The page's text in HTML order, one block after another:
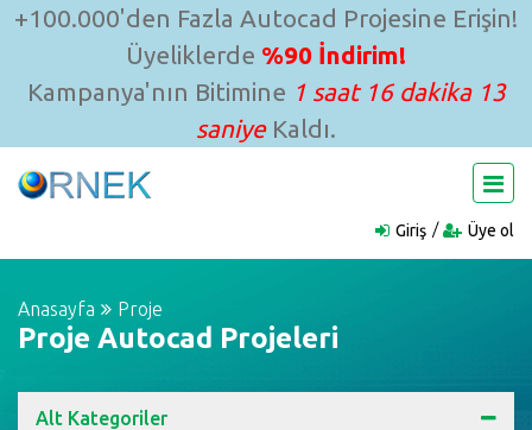
+100.000'den Fazla Autocad Projesine Erişin!
Üyeliklerde %90 İndirim!
Kampanya'nın Bitimine 1 saat 16 dakika 12
saniyeKaldı.
Giriş Üye ol
Anasayfa Proje
Proje Autocad Projeleri
Alt Kategoriler